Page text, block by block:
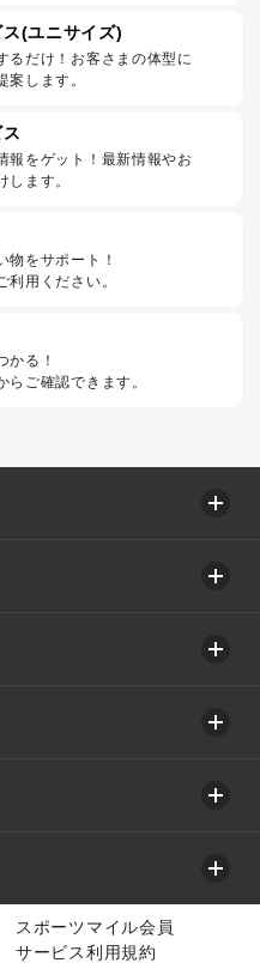
(ユニサイズ)
るだけ！お客さまの体型に
案します。
報をゲット！最新情報やお
します。
物をサポート！
利用ください。
かる！
ご確認できます。
スポーツマイル会員
サービス利用規約